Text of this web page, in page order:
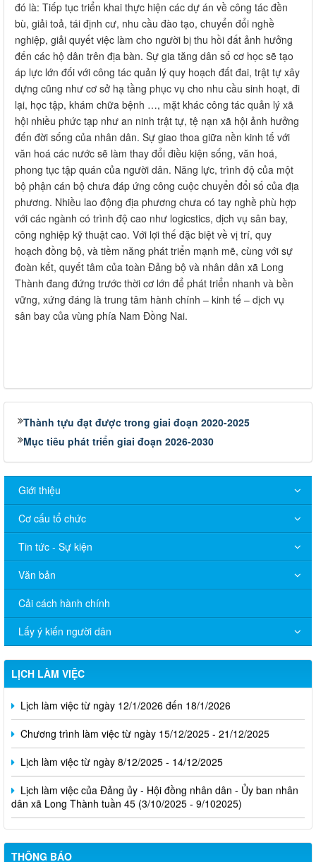
đó là: Tiếp tục triển khai thực hiện các dự án về công tác đền
bù, giải toả, tái định cư, nhu cầu đào tạo, chuyển đổi nghề
nghiệp, giải quyết việc làm cho người bị thu hồi đất ảnh hưởng
đến các hộ dân trên địa bàn. Sự gia tăng dân số cơ học sẽ tạo
áp lực lớn đối với công tác quản lý quy hoạch đất đai, trật tự xây
dựng cũng như cơ sở hạ tầng phục vụ cho nhu cầu sinh hoạt, đi
lại, học tập, khám chữa bệnh …, mặt khác công tác quản lý xã
hội nhiều phức tạp như an ninh trật tự, tệ nạn xã hội ảnh hưởng
đến đời sống của nhân dân. Sự giao thoa giữa nền kinh tế với
văn hoá các nước sẽ làm thay đổi điều kiện sống, văn hoá,
phong tục tập quán của người dân. Năng lực, trình độ của một
bộ phận cán bộ chưa đáp ứng công cuộc chuyển đổi số của địa
phương. Nhiều lao động địa phương chưa có tay nghề phù hợp
với các ngành có trình độ cao như logicstics, dịch vụ sân bay,
công nghiệp kỹ thuật cao. Với lợi thế đặc biệt về vị trí, quy
hoạch đồng bộ, và tiềm năng phát triển mạnh mẽ, cùng với sự
đoàn kết, quyết tâm của toàn Đảng bộ và nhân dân xã Long
Thành đang đứng trước thời cơ lớn để phát triển nhanh và bền
vững, xứng đáng là trung tâm hành chính – kinh tế – dịch vụ
sân bay của vùng phía Nam Đồng Nai.
Thành tựu đạt được trong giai đoạn 2020-2025
Mục tiêu phát triển giai đoạn 2026-2030
Giới thiệu
Cơ cấu tổ chức
Tin tức - Sự kiện
Văn bản
Cải cách hành chính
Lấy ý kiến người dân
LỊCH LÀM VIỆC
Lịch làm việc từ ngày 12/1/2026 đến 18/1/2026
Chương trình làm việc từ ngày 15/12/2025 - 21/12/2025
Lịch làm việc từ ngày 8/12/2025 - 14/12/2025
Lịch làm việc của Đảng ủy - Hội đồng nhân dân - Ủy ban nhân
dân xã Long Thành tuần 45 (3/10/2025 - 9/102025)
THÔNG BÁO